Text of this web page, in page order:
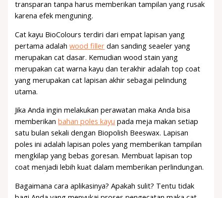
transparan tanpa harus memberikan tampilan yang rusak
karena efek menguning.
Cat kayu BioColours terdiri dari empat lapisan yang
pertama adalahwood filler dan sanding seaeler yang
merupakan cat dasar. Kemudian wood stain yang
merupakan cat warna kayu dan terakhir adalah top coat
yang merupakan cat lapisan akhir sebagai pelindung
utama.
Jika Anda ingin melakukan perawatan maka Anda bisa
memberikanbahan poles kayu pada meja makan setiap
satu bulan sekali dengan Biopolish Beeswax. Lapisan
poles ini adalah lapisan poles yang memberikan tampilan
mengkilap yang bebas goresan. Membuat lapisan top
coat menjadi lebih kuat dalam memberikan perlindungan.
Bagaimana cara aplikasinya? Apakah sulit? Tentu tidak